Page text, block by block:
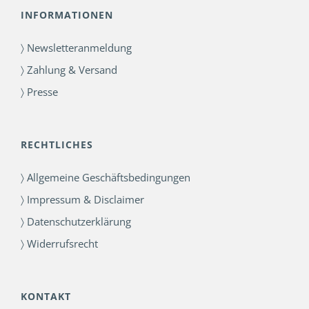
INFORMATIONEN
〉 Newsletteranmeldung
〉 Zahlung & Versand
〉 Presse
RECHTLICHES
〉 Allgemeine Geschäftsbedingungen
〉 Impressum & Disclaimer
〉 Datenschutzerklärung
〉 Widerrufsrecht
KONTAKT